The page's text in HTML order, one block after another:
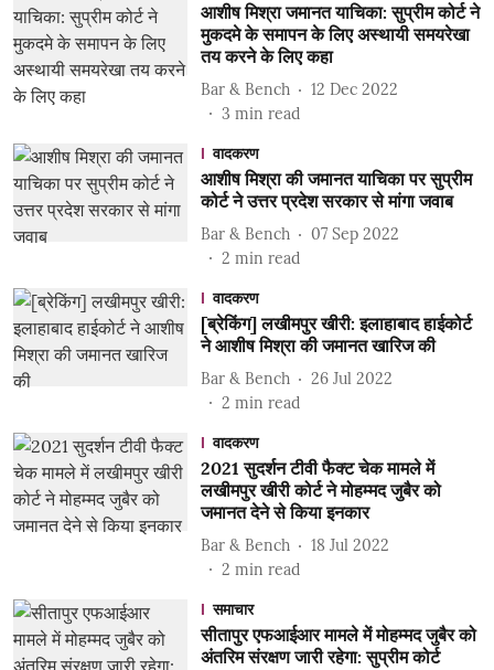
आशीष मिश्रा जमानत याचिका: सुप्रीम कोर्ट ने
मुकदमे के समापन के लिए अस्थायी समयरेखा
तय करने के लिए कहा
Bar & Bench
12 Dec 2022
3 min read
वादकरण
आशीष मिश्रा की जमानत याचिका पर सुप्रीम
कोर्ट ने उत्तर प्रदेश सरकार से मांगा जवाब
Bar & Bench
07 Sep 2022
2 min read
वादकरण
[ब्रेकिंग] लखीमपुर खीरी: इलाहाबाद हाईकोर्ट
ने आशीष मिश्रा की जमानत खारिज की
Bar & Bench
26 Jul 2022
2 min read
वादकरण
2021 सुदर्शन टीवी फैक्ट चेक मामले में
लखीमपुर खीरी कोर्ट ने मोहम्मद जुबैर को
जमानत देने से किया इनकार
Bar & Bench
18 Jul 2022
2 min read
समाचार
सीतापुर एफआईआर मामले में मोहम्मद जुबैर को
अंतरिम संरक्षण जारी रहेगा: सुप्रीम कोर्ट